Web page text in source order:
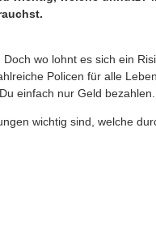
wo lohnt es sich ein
Policen für alle
einfach nur Geld bezahlen..
wichtig sind, welche